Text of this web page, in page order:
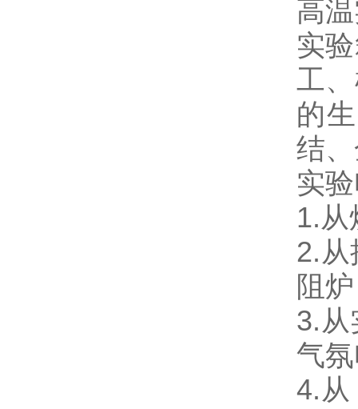
高
实
工
的
结
实
1.从
2.从
阻
3.从
气
4.